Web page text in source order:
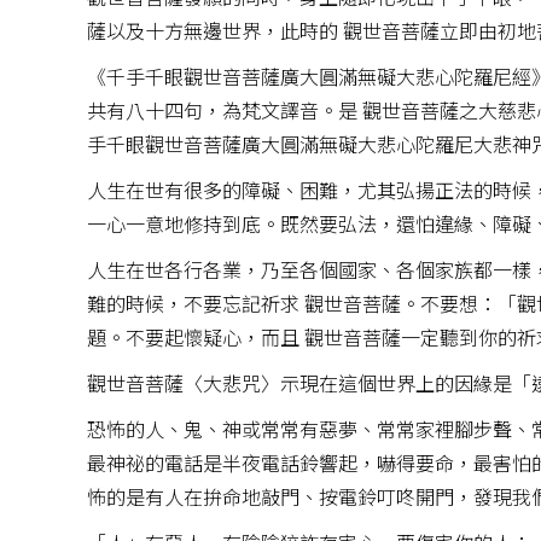
薩以及十方無邊世界，此時的 觀世音菩薩立即由初
《千手千眼觀世音菩薩廣大圓滿無礙大悲心陀羅尼
共有八十四句，為梵文譯音。是 觀世音菩薩之大慈
手千眼觀世音菩薩廣大圓滿無礙大悲心陀羅尼大悲神
人生在世有很多的障礙、困難，尤其弘揚正法的時
一心一意地修持到底。既然要弘法，還怕違緣、障礙
人生在世各行各業，乃至各個國家、各個家族都一
難的時候，不要忘記祈求 觀世音菩薩。不要想：「
題。不要起懷疑心，而且 觀世音菩薩一定聽到你的
觀世音菩薩〈大悲咒〉示現在這個世界上的因緣是「
恐怖的人、鬼、神或常常有惡夢、常常家裡腳步聲
最神祕的電話是半夜電話鈴響起，嚇得要命，最害
怖的是有人在拚命地敲門、按電鈴叮咚開門，發現